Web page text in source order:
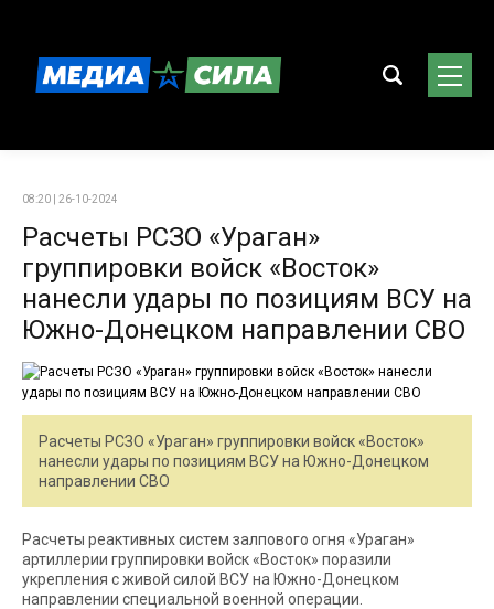
08:20 | 26-10-2024
Расчеты РСЗО «Ураган»
группировки войск «Восток»
нанесли удары по позициям ВСУ на
Южно-Донецком направлении СВО
Расчеты РСЗО «Ураган» группировки войск «Восток»
нанесли удары по позициям ВСУ на Южно-Донецком
направлении СВО
Расчеты реактивных систем залпового огня «Ураган»
артиллерии группировки войск «Восток» поразили
укрепления с живой силой ВСУ на Южно-Донецком
направлении специальной военной операции.